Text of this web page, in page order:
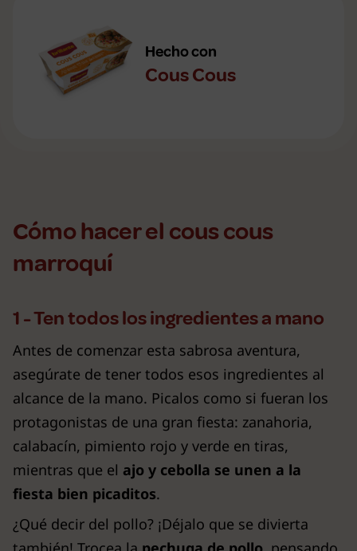
Hecho con
Cous Cous
Cómo hacer el cous cous
marroquí
1 - Ten todos los ingredientes a mano
Antes de comenzar esta sabrosa aventura,
asegúrate de tener todos esos ingredientes al
alcance de la mano. Picalos como si fueran los
protagonistas de una gran fiesta: zanahoria,
calabacín, pimiento rojo y verde en tiras,
mientras que el ajo y cebolla se unen a la
fiesta bien picaditos.
¿Qué decir del pollo? ¡Déjalo que se divierta